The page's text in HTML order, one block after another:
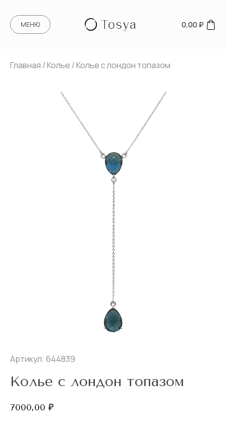
МЕНЮ 0,00 ₽
Главная /Колье / Колье с лондон топазом
Артикул: 644839
Колье с лондон топазом
7000,00 ₽